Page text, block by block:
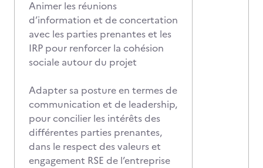
Animer les réunions
d’information et de concertation
avec les parties prenantes et les
IRP pour renforcer la cohésion
sociale autour du projet
Adapter sa posture en termes de
communication et de leadership,
pour concilier les intérêts des
différentes parties prenantes,
dans le respect des valeurs et
engagement RSE de l’entreprise